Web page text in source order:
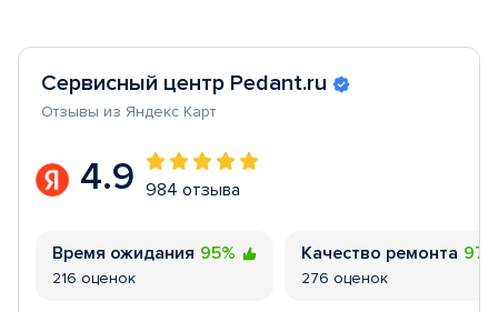
Сервисный центр Pedant.ru
Отзывы из Яндекс Карт
4.9 984 отзыва
Время ожидания 95%
216 оценок
Качество ремонта
276 оценок